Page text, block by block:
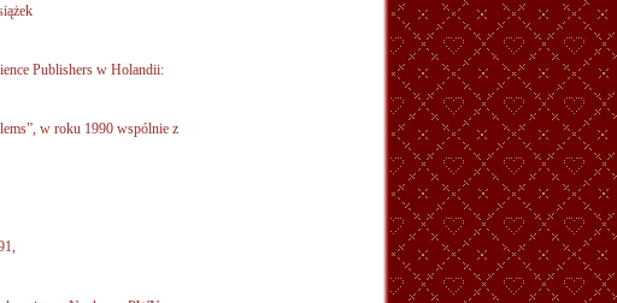
Publishers w Holandii:
w roku 1990 wspólnie z